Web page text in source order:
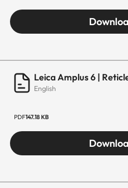
Leica Amplus 6 |
English
PDF147.18 KB